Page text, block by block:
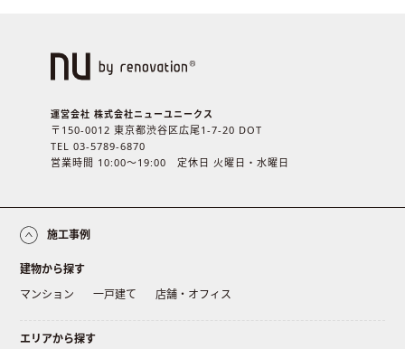
運営会社 株式会社ニューユニークス
〒150-0012 東京都渋谷区広尾1-7-20 DOT
TEL 03-5789-6870
営業時間 10:00〜19:00 定休日 火曜日・水曜日
施工事例
建物から探す
マンション
一戸建て 店舗・オフィス
エリアから探す